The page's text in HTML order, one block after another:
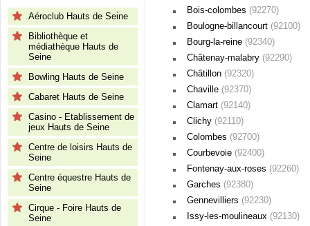
Aéroclub Hauts de Seine
Bibliothèque et
médiathèque Hauts de
Seine
Bowling Hauts de Seine
Cabaret Hauts de Seine
Casino - Etablissement de
jeux Hauts de Seine
Centre de loisirs Hauts de
Seine
Centre équestre Hauts de
Seine
Cirque - Foire Hauts de
Seine
Bois-colombes (92270)
Boulogne-billancourt (92100)
Bourg-la-reine (92340)
Châtenay-malabry (92290)
Châtillon (92320)
Chaville (92370)
Clamart (92140)
Clichy (92110)
Colombes (92700)
Courbevoie (92400)
Fontenay-aux-roses (92260)
Garches (92380)
Gennevilliers (92230)
Issy-les-moulineaux (92130)